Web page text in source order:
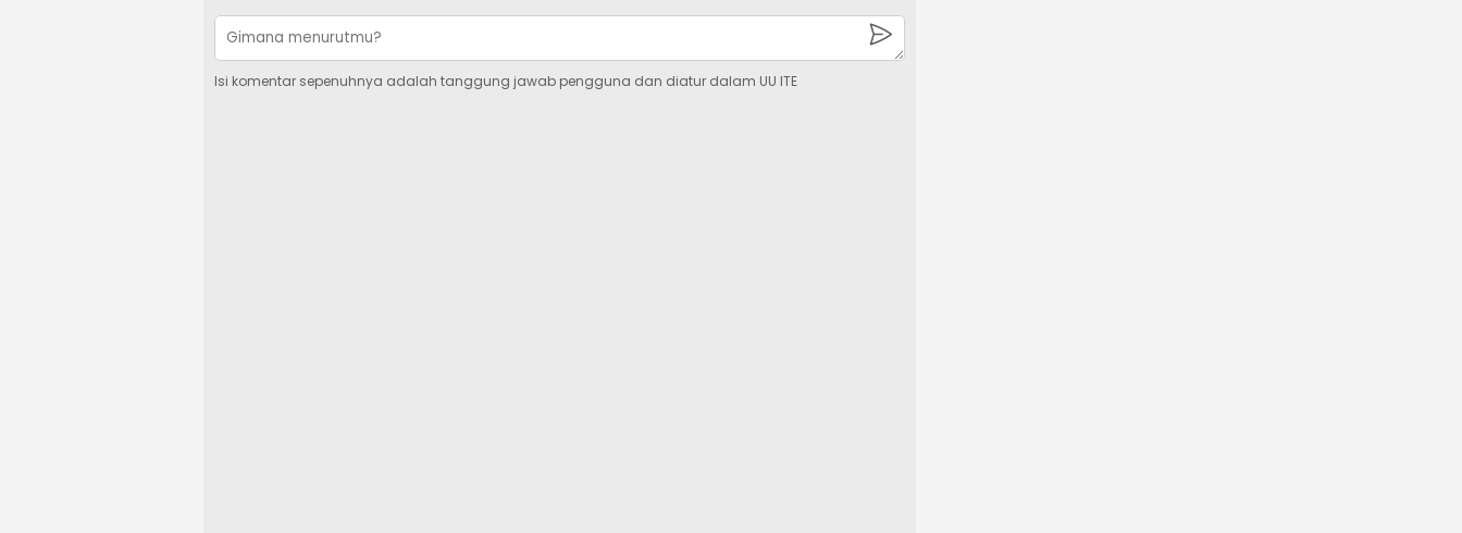
Isi komentar sepenuhnya adalah tanggung jawab pengguna dan diatur dalam UU ITE